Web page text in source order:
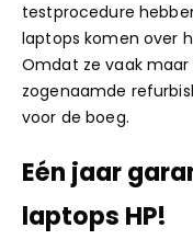
testprocedure
laptops komen over
Omdat ze vaak maar
zogenaamde
voor de boeg.
Eén jaar
laptops HP!